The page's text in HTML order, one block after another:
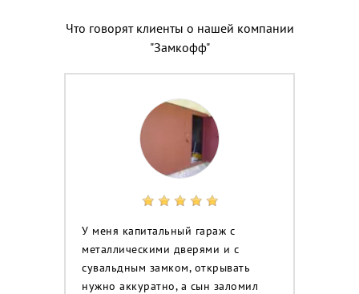
Что говорят клиенты о нашей компании
"Замкофф"
У меня капитальный гараж с
металлическими дверями и с
сувальдным замком, открывать
нужно аккуратно, а сын заломил